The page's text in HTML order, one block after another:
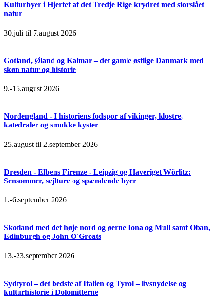
Kulturbyer i Hjertet af det Tredje Rige krydret med storslået
natur
30.juli til 7.august 2026
Gotland, Øland og Kalmar – det gamle østlige Danmark med
skøn natur og historie
9.-15.august 2026
Nordengland - I historiens fodspor af vikinger, klostre,
katedraler og smukke kyster
25.august til 2.september 2026
Dresden - Elbens Firenze - Leipzig og Haveriget Wörlitz:
Sensommer, sejlture og spændende byer
1.-6.september 2026
Skotland med det høje nord og øerne Iona og Mull samt Oban,
Edinburgh og John O´Groats
13.-23.september 2026
Sydtyrol – det bedste af Italien og Tyrol – livsnydelse og
kulturhistorie i Dolomitterne